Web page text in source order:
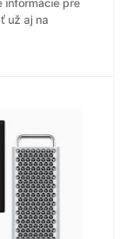
informácie pre
už aj na